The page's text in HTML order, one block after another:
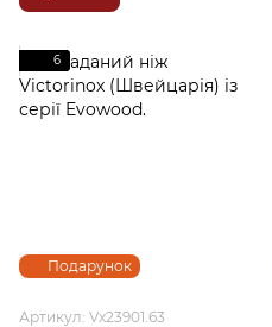
Подарунок
6
Артикул: Vx23901.63